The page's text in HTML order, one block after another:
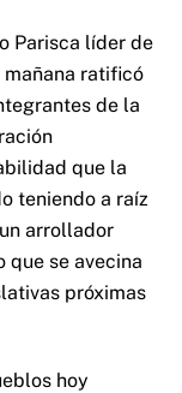
Parisca líder de
mañana ratificó
de la
que la
teniendo a raíz
arrollador
se avecina
próximas
hoy